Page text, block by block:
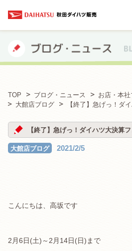
TOP ブログ・ニュース
お店・本
大館店ブログ
【終了】急げっ！ダ
【終了】急げっ！ダイハツ大決算フ
大館店ブログ 2021/2/5
こんにちは、高坂です
2月6日(土)～2月14日(日)まで